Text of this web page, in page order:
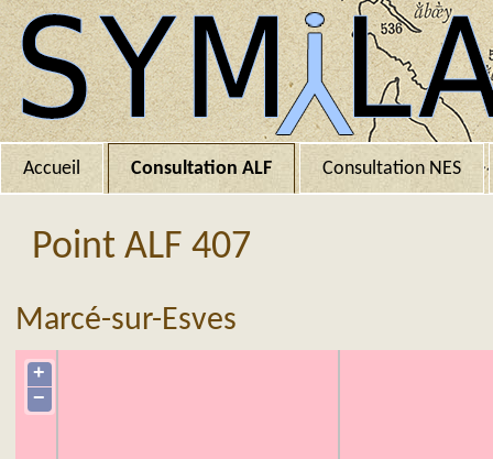
Accueil Consultation ALF Consultation NES
Point ALF 407
Marcé-sur-Esves
+
−